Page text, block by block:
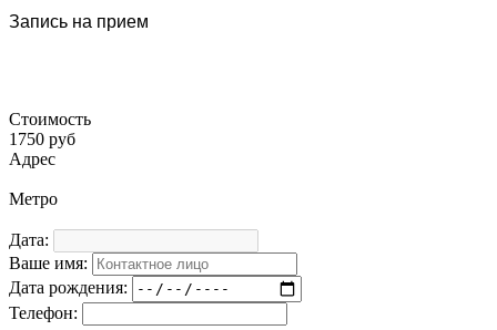
Запись на прием
Стоимость
1750 руб
Адрес
Метро
Дата:
Ваше имя:
Дата рождения:
Телефон: